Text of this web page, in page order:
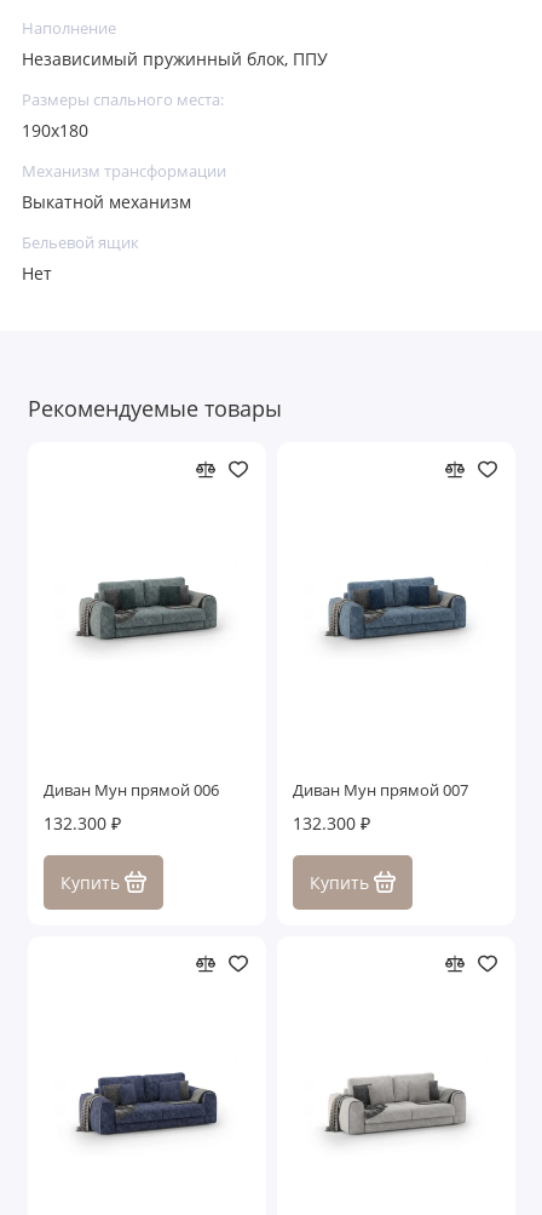
Наполнение
Независимый пружинный блок, ППУ
Размеры спального места:
190х180
Механизм трансформации
Выкатной механизм
Бельевой ящик
Нет
Рекомендуемые товары
Диван Мун прямой 006
132.300 ₽
Купить
Диван Мун прямой 007
132.300 ₽
Купить